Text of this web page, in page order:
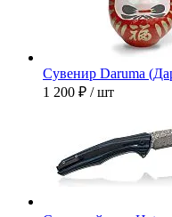
Сувенир Daruma
1 200 ₽ / шт